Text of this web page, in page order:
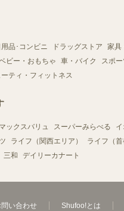
品･コンビニ ドラッグストア
家具
ビー・おもちゃ 車・バイク
スポ
ティ・フィットネス
マックスバリュ スーパーみらべる
ライフ（関西エリア）
ライフ（首
三和 デイリーカナート
い合わせ Shufoo!とは